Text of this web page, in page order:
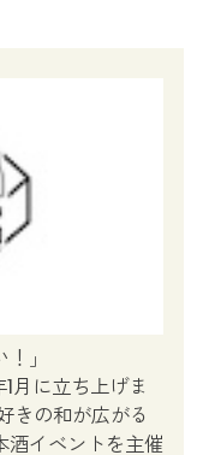
」
月に立ち上げま
きの和が広がる
酒イベントを主催